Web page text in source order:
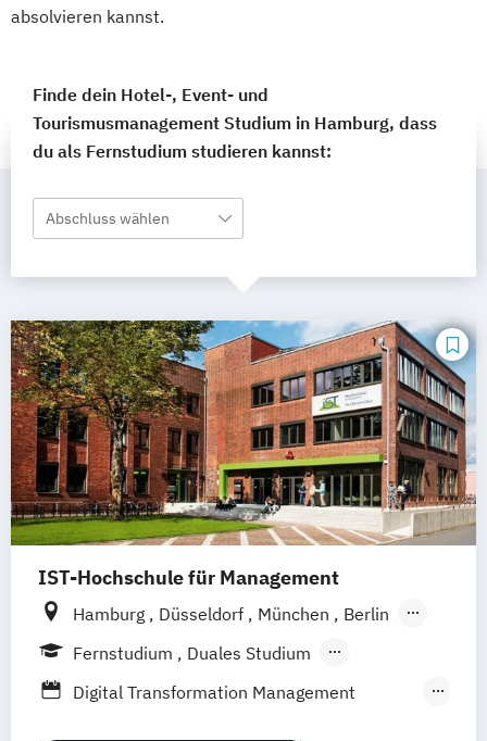
absolvieren kannst.
Finde dein Hotel-, Event- und
Tourismusmanagement Studium in Hamburg, dass
du als Fernstudium studieren kannst:
Abschluss wählen
IST-Hochschule für Management
Hamburg Düsseldorf München
Berlin
Weil am Rhein
Frankfurt am Main
Fernstudium
Duales Studium
Fernlehrgang
Digital Transformation Management